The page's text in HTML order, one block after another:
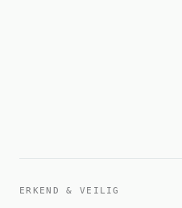
ERKEND & VEILIG